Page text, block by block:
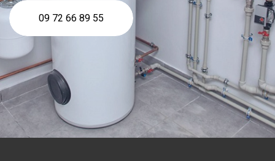
09 72 66 89 55